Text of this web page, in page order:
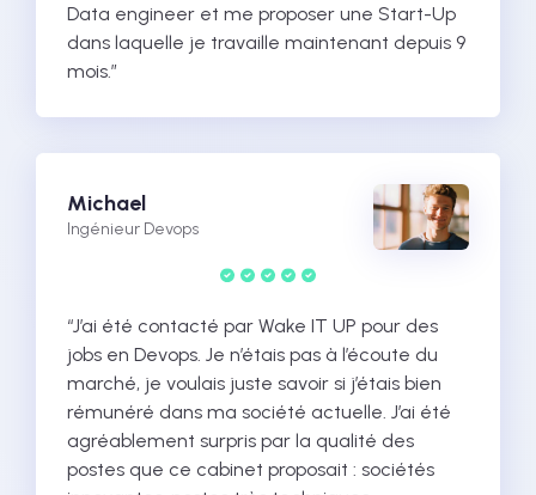
Data engineer et me proposer une Start-Up
dans laquelle je travaille maintenant depuis 9
mois.”
Michael
Ingénieur Devops
“J’ai été contacté par Wake IT UP pour des
jobs en Devops. Je n’étais pas à l’écoute du
marché, je voulais juste savoir si j’étais bien
rémunéré dans ma société actuelle. J’ai été
agréablement surpris par la qualité des
postes que ce cabinet proposait : sociétés